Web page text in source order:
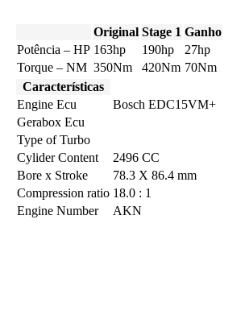
Original Stage 1 Ganho
Potência – HP 163hp 190hp
27hp
Torque – NM 350Nm 420Nm 70Nm
Características
Engine Ecu
Bosch EDC15VM+
Gerabox Ecu
Type of Turbo
Cylider Content
2496 CC
Bore x Stroke
78.3 X 86.4 mm
Compression ratio 18.0 : 1
Engine Number
AKN